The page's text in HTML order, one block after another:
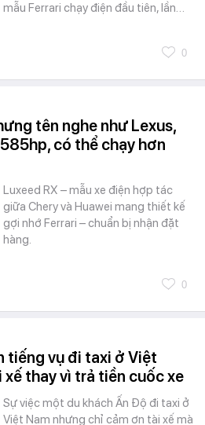
mẫu Ferrari chạy điện đầu tiên, lần…
0
tên nghe như Lexus,
có thể chạy hơn
Luxeed RX – mẫu xe điện hợp tác
giữa Chery và Huawei mang thiết kế
gợi nhớ Ferrari – chuẩn bị nhận đặt
hàng.
0
tiếng vụ đi taxi ở Việt
xế thay vì trả tiền cuốc xe
Sự việc một du khách Ấn Độ đi taxi ở
Việt Nam nhưng chỉ cảm ơn tài xế mà